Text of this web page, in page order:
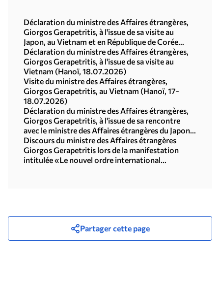
Déclaration du ministre des Affaires étrangères,
Giorgos Gerapetritis, à l'issue de sa visite au
Japon, au Vietnam et en République de Corée
(Séoul, 21.07.2026)
Déclaration du ministre des Affaires étrangères,
Giorgos Gerapetritis, à l'issue de sa visite au
Vietnam (Hanoï, 18.07.2026)
Visite du ministre des Affaires étrangères,
Giorgos Gerapetritis, au Vietnam (Hanoï, 17-
18.07.2026)
Déclaration du ministre des Affaires étrangères,
Giorgos Gerapetritis, à l'issue de sa rencontre
avec le ministre des Affaires étrangères du Japon,
Toshimitsu Motegi (Tokyo, 16.07.2026)
Discours du ministre des Affaires étrangères
Giorgos Gerapetritis lors de la manifestation
intitulée «Le nouvel ordre international
Partager cette page